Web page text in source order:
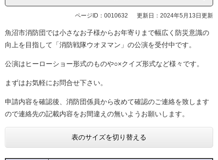
ページID：0010632 更新日：2024年5月13日更新
魚沼市消防団では小さなお子様からお年寄りまで幅広く防災意識の
向上を目指して「消防戦隊ウオヌマン」の公演を受付中です。
公演はヒーローショー形式のものや○×クイズ形式など様々です。
まずはお気軽にお問合せ下さい。
申請内容を確認後、消防団係員から改めて確認のご連絡を致します
ので連絡先の記載内容をお間違えの無いようお願いします。
表のサイズを切り替える